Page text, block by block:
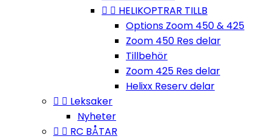
  HELIKOPTRAR TILLB
Options Zoom 450 & 425
Zoom 450 Res delar
Tillbehör
Zoom 425 Res delar
Helixx Reserv delar
  Leksaker
Nyheter
  RC BÅTAR